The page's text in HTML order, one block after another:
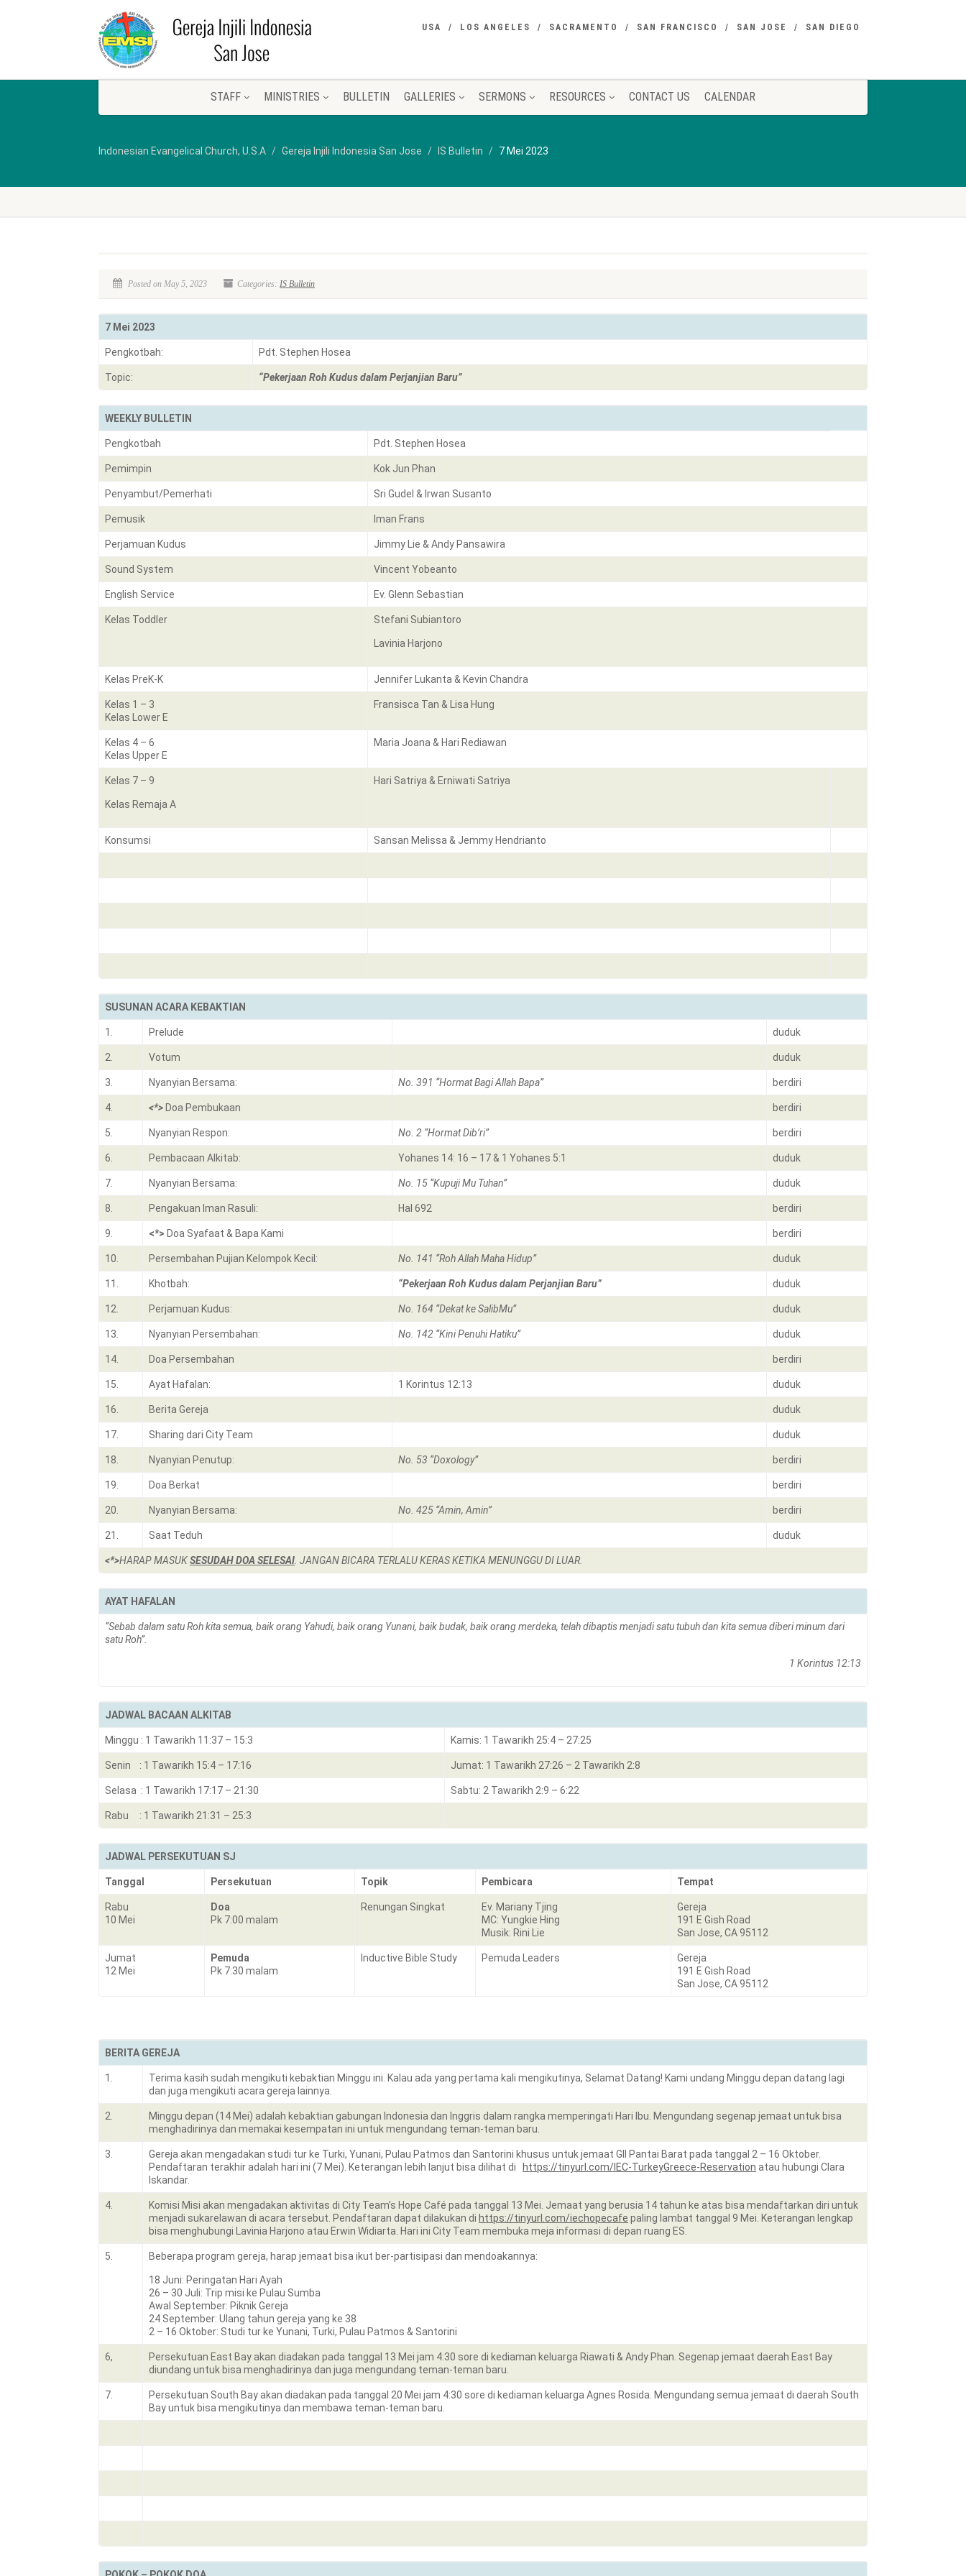
USA LOS ANGELES SACRAMENTO SAN FRANCISCO SAN JOSE SAN DIEGO
STAFF MINISTRIES BULLETIN GALLERIES SERMONS RESOURCES CONTACT US CALENDAR
Indonesian Evangelical Church, U.S.A Gereja Injili Indonesia San Jose IS Bulletin 7 Mei 2023
Posted on May 5, 2023 Categories: IS Bulletin
7 Mei 2023
Pengkotbah: Pdt. Stephen Hosea
Topic: “Pekerjaan Roh Kudus dalam Perjanjian Baru”
WEEKLY BULLETIN
Pengkotbah Pdt. Stephen Hosea
Pemimpin Kok Jun Phan
Penyambut/Pemerhati Sri Gudel & Irwan Susanto
Pemusik Iman Frans
Perjamuan Kudus Jimmy Lie & Andy Pansawira
Sound System Vincent Yobeanto
English Service Ev. Glenn Sebastian
Kelas Toddler Stefani Subiantoro
Lavinia Harjono
Kelas PreK-K Jennifer Lukanta & Kevin Chandra
Kelas 1 – 3
Kelas Lower E
Fransisca Tan & Lisa Hung
Kelas 4 – 6
Kelas Upper E
Maria Joana & Hari Rediawan
Kelas 7 – 9
Kelas Remaja A
Hari Satriya & Erniwati Satriya
Konsumsi Sansan Melissa & Jemmy Hendrianto
SUSUNAN ACARA KEBAKTIAN
1. Prelude duduk
2. Votum duduk
3. Nyanyian Bersama: No. 391 “Hormat Bagi Allah Bapa” berdiri
4. <*> Doa Pembukaan berdiri
5. Nyanyian Respon: No. 2 “Hormat Dib’ri” berdiri
6. Pembacaan Alkitab: Yohanes 14: 16 – 17 & 1 Yohanes 5:1 duduk
7. Nyanyian Bersama: No. 15 “Kupuji Mu Tuhan” duduk
8. Pengakuan Iman Rasuli: Hal 692 berdiri
9. <*> Doa Syafaat & Bapa Kami berdiri
10. Persembahan Pujian Kelompok Kecil: No. 141 “Roh Allah Maha Hidup” duduk
11. Khotbah: “Pekerjaan Roh Kudus dalam Perjanjian Baru” duduk
12. Perjamuan Kudus: No. 164 “Dekat ke SalibMu” duduk
13. Nyanyian Persembahan: No. 142 “Kini Penuhi Hatiku” duduk
14. Doa Persembahan berdiri
15. Ayat Hafalan: 1 Korintus 12:13 duduk
16. Berita Gereja duduk
17. Sharing dari City Team duduk
18. Nyanyian Penutup: No. 53 “Doxology” berdiri
19. Doa Berkat berdiri
20. Nyanyian Bersama: No. 425 “Amin, Amin” berdiri
21. Saat Teduh duduk
<*>HARAP MASUKSESUDAH DOA SELESAI . JANGAN BICARA TERLALU KERAS KETIKA MENUNGGU DI LUAR.
AYAT HAFALAN
“Sebab dalam satu Roh kita semua, baik orang Yahudi, baik orang Yunani, baik budak, baik orang merdeka, telah dibaptis menjadi satu tubuh dan kita semua diberi minum dari
satu Roh”.
1 Korintus 12:13
JADWAL BACAAN ALKITAB
Minggu : 1 Tawarikh 11:37 – 15:3 Kamis: 1 Tawarikh 25:4 – 27:25
Senin : 1 Tawarikh 15:4 – 17:16 Jumat: 1 Tawarikh 27:26 – 2 Tawarikh 2:8
Selasa : 1 Tawarikh 17:17 – 21:30 Sabtu: 2 Tawarikh 2:9 – 6:22
Rabu : 1 Tawarikh 21:31 – 25:3
JADWAL PERSEKUTUAN SJ
Tanggal Persekutuan Topik Pembicara Tempat
Rabu
10 Mei
Doa
Pk 7:00 malam
Renungan Singkat
Ev. Mariany Tjing
MC: Yungkie Hing
Musik: Rini Lie
Gereja
191 E Gish Road
San Jose, CA 95112
Jumat
12 Mei
Pemuda
Pk 7:30 malam
Inductive Bible Study Pemuda Leaders
Gereja
191 E Gish Road
San Jose, CA 95112
BERITA GEREJA
1.
Terima kasih sudah mengikuti kebaktian Minggu ini. Kalau ada yang pertama kali mengikutinya, Selamat Datang! Kami undang Minggu depan datang lagi
dan juga mengikuti acara gereja lainnya.
2.
Minggu depan (14 Mei) adalah kebaktian gabungan Indonesia dan Inggris dalam rangka memperingati Hari Ibu. Mengundang segenap jemaat untuk bisa
menghadirinya dan memakai kesempatan ini untuk mengundang teman-teman baru.
3.
Gereja akan mengadakan studi tur ke Turki, Yunani, Pulau Patmos dan Santorini khusus untuk jemaat GII Pantai Barat pada tanggal 2 – 16 Oktober.
Pendaftaran terakhir adalah hari ini (7 Mei). Keterangan lebih lanjut bisa dilihat di
https://tinyurl.com/IEC-TurkeyGreece-Reservation atau hubungi Clara
Iskandar.
4.
Komisi Misi akan mengadakan aktivitas di City Team’s Hope Café pada tanggal 13 Mei. Jemaat yang berusia 14 tahun ke atas bisa mendaftarkan diri untuk
menjadi sukarelawan di acara tersebut. Pendaftaran dapat dilakukan di https://tinyurl.com/iechopecafe paling lambat tanggal 9 Mei. Keterangan lengkap
bisa menghubungi Lavinia Harjono atau Erwin Widiarta. Hari ini City Team membuka meja informasi di depan ruang ES.
5. Beberapa program gereja, harap jemaat bisa ikut ber-partisipasi dan mendoakannya:
18 Juni: Peringatan Hari Ayah
26 – 30 Juli: Trip misi ke Pulau Sumba
Awal September: Piknik Gereja
24 September: Ulang tahun gereja yang ke 38
2 – 16 Oktober: Studi tur ke Yunani, Turki, Pulau Patmos & Santorini
6,
Persekutuan East Bay akan diadakan pada tanggal 13 Mei jam 4:30 sore di kediaman keluarga Riawati & Andy Phan. Segenap jemaat daerah East Bay
diundang untuk bisa menghadirinya dan juga mengundang teman-teman baru.
7.
Persekutuan South Bay akan diadakan pada tanggal 20 Mei jam 4:30 sore di kediaman keluarga Agnes Rosida. Mengundang semua jemaat di daerah South
Bay untuk bisa mengikutinya dan membawa teman-teman baru.